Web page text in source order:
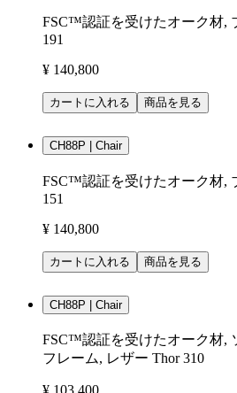
FSC™認証を受けたオーク材,
191
¥ 140,800
カートに入れる 商品を見る
CH88P | Chair
FSC™認証を受けたオーク材,
151
¥ 140,800
カートに入れる 商品を見る
CH88P | Chair
FSC™認証を受けたオーク材,
フレーム, レザー Thor 310